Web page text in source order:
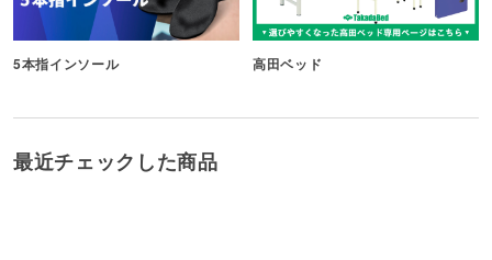
5本指インソール 高田ベッド
最近チェックした商品